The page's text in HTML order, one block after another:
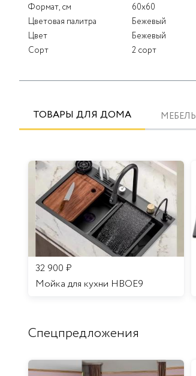
Формат, см
60x60
Цветовая палитра
Бежевый
Цвет
Бежевый
Сорт
2 сорт
ТОВАРЫ ДЛЯ ДОМА МЕБЕЛЬ
32 900 ₽
Мойка для кухни HBOE9
Спецпредложения